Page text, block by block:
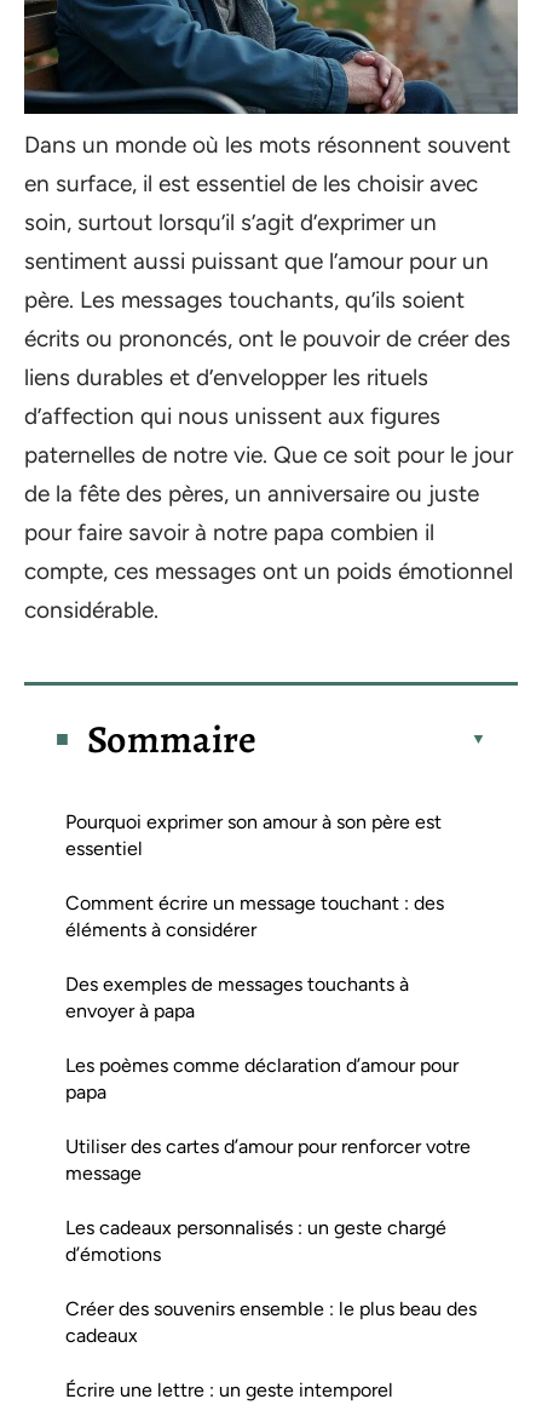
Dans un monde où les mots résonnent souvent
en surface, il est essentiel de les choisir avec
soin, surtout lorsqu’il s’agit d’exprimer un
sentiment aussi puissant que l’amour pour un
père. Les messages touchants, qu’ils soient
écrits ou prononcés, ont le pouvoir de créer des
liens durables et d’envelopper les rituels
d’affection qui nous unissent aux figures
paternelles de notre vie. Que ce soit pour le jour
de la fête des pères, un anniversaire ou juste
pour faire savoir à notre papa combien il
compte, ces messages ont un poids émotionnel
considérable.
Sommaire
Pourquoi exprimer son amour à son père est
essentiel
Comment écrire un message touchant : des
éléments à considérer
Des exemples de messages touchants à
envoyer à papa
Les poèmes comme déclaration d’amour pour
papa
Utiliser des cartes d’amour pour renforcer votre
message
Les cadeaux personnalisés : un geste chargé
d’émotions
Créer des souvenirs ensemble : le plus beau des
cadeaux
Écrire une lettre : un geste intemporel